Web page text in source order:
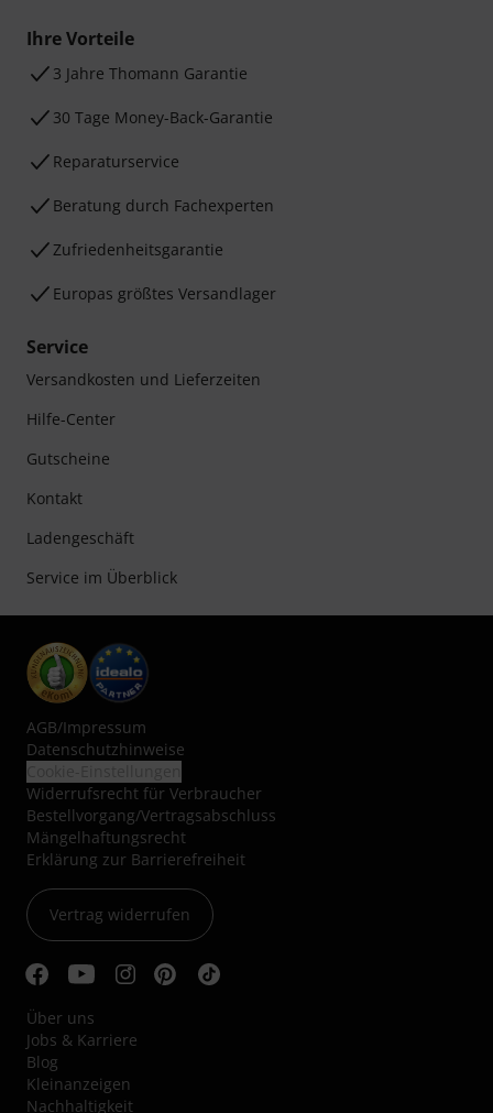
Ihre Vorteile
3 Jahre Thomann Garantie
30 Tage Money-Back-Garantie
Reparaturservice
Beratung durch Fachexperten
Zufriedenheitsgarantie
Europas größtes Versandlager
Service
Versandkosten und Lieferzeiten
Hilfe-Center
Gutscheine
Kontakt
Ladengeschäft
Service im Überblick
AGB/Impressum
Datenschutzhinweise
Widerrufsrecht für Verbraucher
Bestellvorgang/Vertragsabschluss
Mängelhaftungsrecht
Erklärung zur Barrierefreiheit
Vertrag widerrufen
Über uns
Jobs & Karriere
Blog
Kleinanzeigen
Nachhaltigkeit